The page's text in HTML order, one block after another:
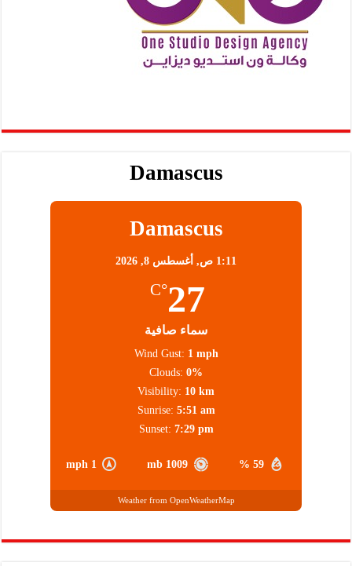
Damascus
Damascus
1:11 ص, أغسطس 8, 2026
27
°C
سماء صافية
59 %
1009 mb
1 mph
Wind Gust: 1 mph
Clouds: 0%
Visibility: 10 km
Sunrise: 5:51 am
Sunset: 7:29 pm
Weather from OpenWeatherMap